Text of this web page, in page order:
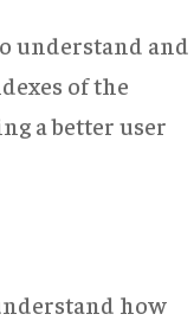
understand and
of the
a better user
how